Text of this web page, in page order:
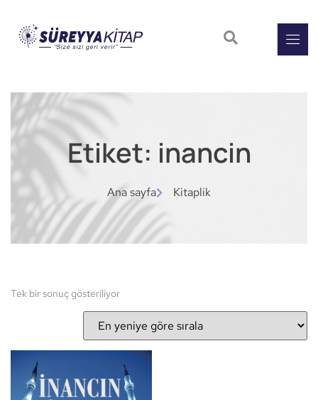
Etiket: inancin
Ana sayfa Kitaplik
Tek bir sonuç gösteriliyor